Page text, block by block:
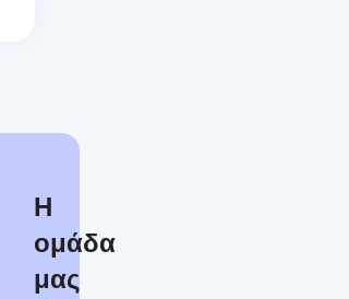
Η
ομάδα
μας